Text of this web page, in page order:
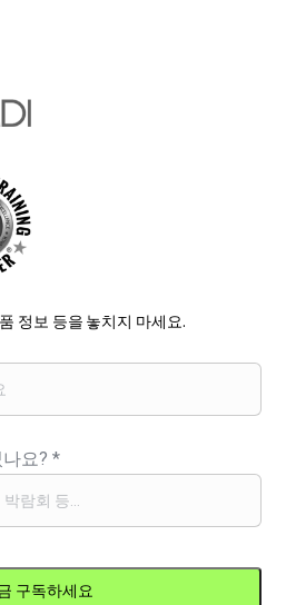
정보 등을 놓치지 마세요.
나요?*